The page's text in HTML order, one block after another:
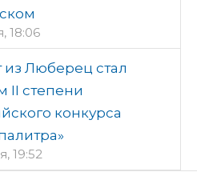
18:06
из Люберец стал
II степени
конкурса
19:52